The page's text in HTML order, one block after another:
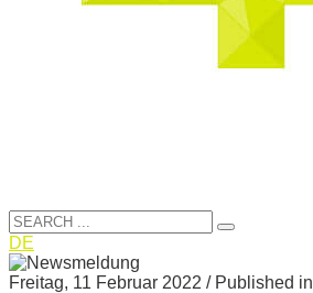
DE
Freitag, 11 Februar 2022 / Published in